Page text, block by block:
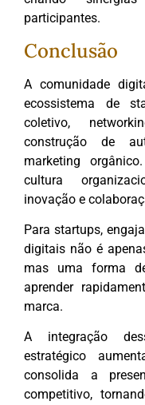
participantes.
Conclusão
A comunidade
ecossistema de
coletivo,
construção de
marketing
cultura
inovação e
Para startups,
digitais não é
mas uma forma
aprender
marca.
A integração
estratégico
consolida a
competitivo,